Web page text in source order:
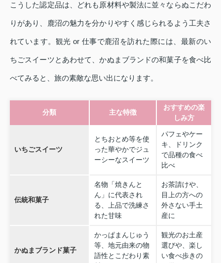
こうした認定品は、どれも原材料や製法に並々ならぬこだわ
りがあり、鹿沼の魅力を分かりやすく感じられるよう工夫さ
れています。観光 or 仕事で鹿沼を訪れた際には、最新のい
ちごスイーツとあわせて、かぬまブランドの和菓子を食べ比
べてみると、旅の素敵な思い出になります。
分類 主な特徴
おすすめの楽
しみ方
いちごスイーツ
とちおとめ等を使
った華やかでジュ
ーシーなスイーツ
パフェやケー
キ、ドリンク
で品種の食べ
比べ
伝統和菓子
名物「焼きんと
ん」に代表され
る、上品で洗練さ
れた甘味
お茶請けや、
目上の方への
外さない手土
産に
かぬまブランド菓子
かっぱまんじゅう
等、地元由来の物
語性とこだわり素
観光のお土産
選びや、楽し
い食べ歩きの